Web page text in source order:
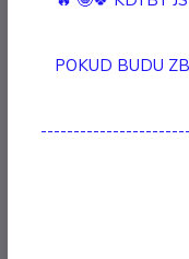
POKUD BUDU